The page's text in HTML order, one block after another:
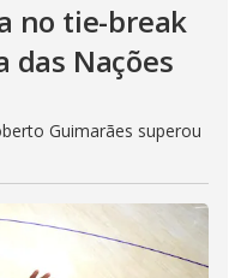
no tie-break
das Nações
Guimarães superou